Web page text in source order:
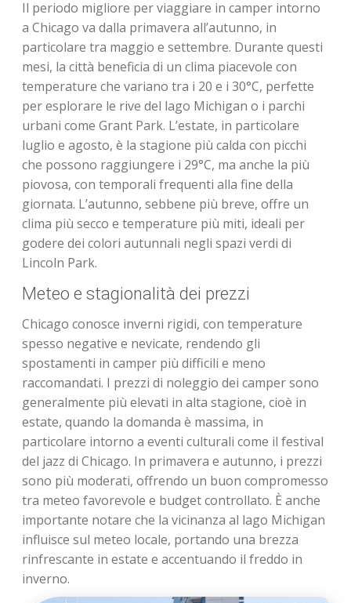
Il periodo migliore per viaggiare in camper intorno
a Chicago va dalla primavera all’autunno, in
particolare tra maggio e settembre. Durante questi
mesi, la città beneficia di un clima piacevole con
temperature che variano tra i 20 e i 30°C, perfette
per esplorare le rive del lago Michigan o i parchi
urbani come Grant Park. L’estate, in particolare
luglio e agosto, è la stagione più calda con picchi
che possono raggiungere i 29°C, ma anche la più
piovosa, con temporali frequenti alla fine della
giornata. L’autunno, sebbene più breve, offre un
clima più secco e temperature più miti, ideali per
godere dei colori autunnali negli spazi verdi di
Lincoln Park.
Meteo e stagionalità dei prezzi
Chicago conosce inverni rigidi, con temperature
spesso negative e nevicate, rendendo gli
spostamenti in camper più difficili e meno
raccomandati. I prezzi di noleggio dei camper sono
generalmente più elevati in alta stagione, cioè in
estate, quando la domanda è massima, in
particolare intorno a eventi culturali come il festival
del jazz di Chicago. In primavera e autunno, i prezzi
sono più moderati, offrendo un buon compromesso
tra meteo favorevole e budget controllato. È anche
importante notare che la vicinanza al lago Michigan
influisce sul meteo locale, portando una brezza
rinfrescante in estate e accentuando il freddo in
inverno.